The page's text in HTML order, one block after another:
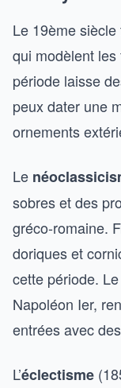
Le 19ème
qui modèlent
période laisse
peux dater une
ornements
Le
sobres et des
gréco-romaine.
doriques et
cette période.
Napoléon Ier,
entrées avec
L’éclectisme